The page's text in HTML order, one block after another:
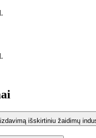
išskirtiniu žaidimų